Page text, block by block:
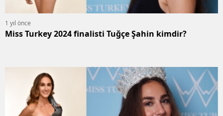
1 yıl önce
Miss Turkey 2024 finalisti Tuğçe Şahin kimdir?